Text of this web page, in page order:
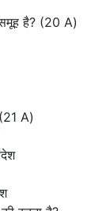
है? (20 A)
(21 A)